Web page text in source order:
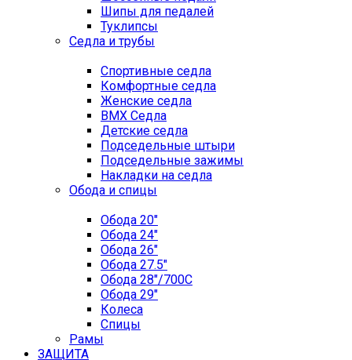
Шипы для педалей
Туклипсы
Седла и трубы
Спортивные седла
Комфортные седла
Женские седла
BMX Седла
Детские седла
Подседельные штыри
Подседельные зажимы
Накладки на седла
Обода и спицы
Обода 20"
Обода 24"
Обода 26"
Обода 27.5"
Обода 28"/700C
Обода 29"
Колеса
Спицы
Рамы
ЗАЩИТА